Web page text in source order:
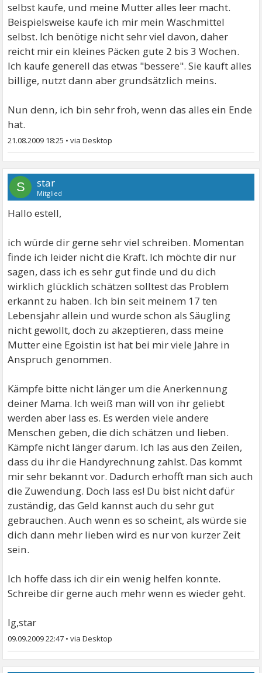
selbst kaufe, und meine Mutter alles leer macht.
Beispielsweise kaufe ich mir mein Waschmittel
selbst. Ich benötige nicht sehr viel davon, daher
reicht mir ein kleines Päcken gute 2 bis 3 Wochen.
Ich kaufe generell das etwas "bessere". Sie kauft alles
billige, nutzt dann aber grundsätzlich meins.
Nun denn, ich bin sehr froh, wenn das alles ein Ende
hat.
21.08.2009 18:25 •
S star
Mitglied
Hallo estell,
ich würde dir gerne sehr viel schreiben. Momentan
finde ich leider nicht die Kraft. Ich möchte dir nur
sagen, dass ich es sehr gut finde und du dich
wirklich glücklich schätzen solltest das Problem
erkannt zu haben. Ich bin seit meinem 17 ten
Lebensjahr allein und wurde schon als Säugling
nicht gewollt, doch zu akzeptieren, dass meine
Mutter eine Egoistin ist hat bei mir viele Jahre in
Anspruch genommen.
Kämpfe bitte nicht länger um die Anerkennung
deiner Mama. Ich weiß man will von ihr geliebt
werden aber lass es. Es werden viele andere
Menschen geben, die dich schätzen und lieben.
Kämpfe nicht länger darum. Ich las aus den Zeilen,
dass du ihr die Handyrechnung zahlst. Das kommt
mir sehr bekannt vor. Dadurch erhofft man sich auch
die Zuwendung. Doch lass es! Du bist nicht dafür
zuständig, das Geld kannst auch du sehr gut
gebrauchen. Auch wenn es so scheint, als würde sie
dich dann mehr lieben wird es nur von kurzer Zeit
sein.
Ich hoffe dass ich dir ein wenig helfen konnte.
Schreibe dir gerne auch mehr wenn es wieder geht.
lg,star
09.09.2009 22:47 •